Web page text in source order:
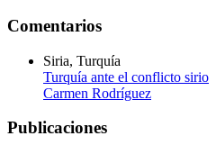
Comentarios
Siria, Turquía
Turquía ante el conflicto sirio
Carmen Rodríguez
Publicaciones